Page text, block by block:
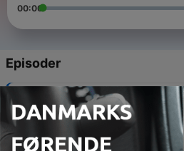
00:00
Episoder
Krigsinvalider og arven fra
12 jun. 2025
5 - Hans Christian Brodersens